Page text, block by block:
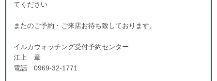
てください
またのご予約・ご来店お待ち致しております。
イルカウォッチング受付予約センター
江上 章
電話 0969-32-1771